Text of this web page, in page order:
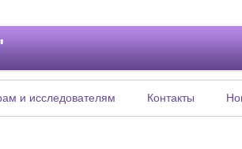
и исследователям Контакты